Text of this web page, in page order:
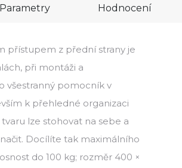
Parametry Hodnocení
přístupem z přední strany je
při montáži a
všestranný pomocník v
k přehledné organizaci
lze stohovat na sebe a
Docílíte tak maximálního
do 100 kg; rozměr 400 ×